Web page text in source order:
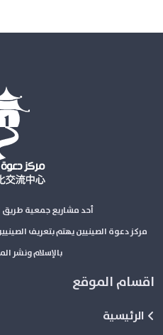
أحد مشاريع جمعية طريق
مركز دعوة الصينيين يهتم بتعريف
بالإسلام ونشر
اقسام الموقع
الرئيسية